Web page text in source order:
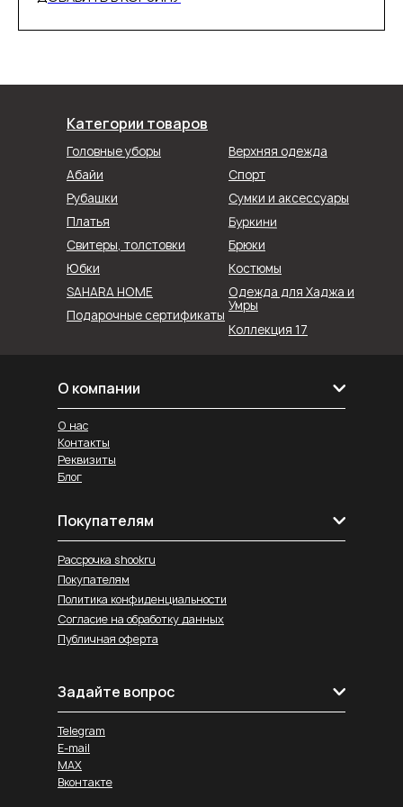
Категории товаров
Головные уборы
Абайи
Рубашки
Коллекция 17
Спорт
Верхняя одежда
Сумки и аксессуары
Юбки
Брюки
SAHARA HOME
Платья
Свитеры, толстовки
Буркини
Костюмы
Подарочные сертификаты
Одежда для Хаджа и
Умры
О компании
Реквизиты
Блог
О нас
Контакты
Покупателям
Рассрочка shookru
Покупателям
Политика конфиденциальности
Согласие на обработку данных
Публичная оферта
Задайте вопрос
Telegram
E-mail
MAX
Вконтакте